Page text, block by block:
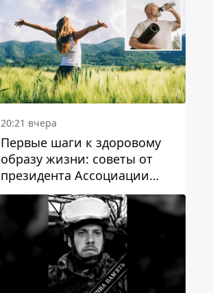
20:21 вчера
Первые шаги к здоровому
образу жизни: советы от
президента Ассоциации
диетологов Украины